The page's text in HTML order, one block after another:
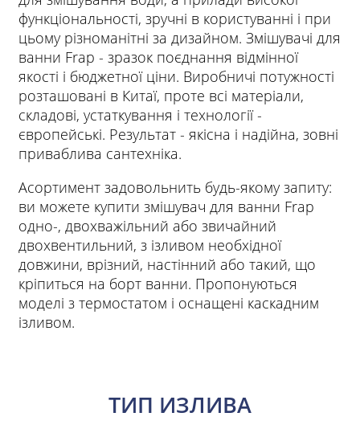
функціональності, зручні в користуванні і при
цьому різноманітні за дизайном. Змішувачі для
ванни Frap - зразок поєднання відмінної
якості і бюджетної ціни. Виробничі потужності
розташовані в Китаї, проте всі матеріали,
складові, устаткування і технології -
європейські. Результат - якісна і надійна, зовні
приваблива сантехніка.
Асортимент задовольнить будь-якому запиту:
ви можете купити змішувач для ванни Frap
одно-, двохважільний або звичайний
двохвентильний, з ізливом необхідної
довжини, врізний, настінний або такий, що
кріпиться на борт ванни. Пропонуються
моделі з термостатом і оснащені каскадним
ізливом.
ТИП ИЗЛИВА